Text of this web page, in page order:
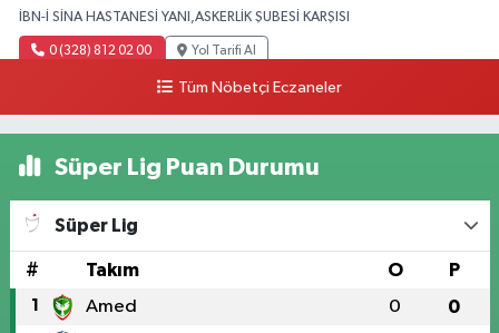
İBN-İ SİNA HASTANESİ YANI,ASKERLİK ŞUBESİ KARŞISI
0 (328) 812 02 00 Yol Tarifi Al
Tüm Nöbetçi Eczaneler
Süper Lig Puan Durumu
Süper Lig
# Takım O P
1 Amed 0 0